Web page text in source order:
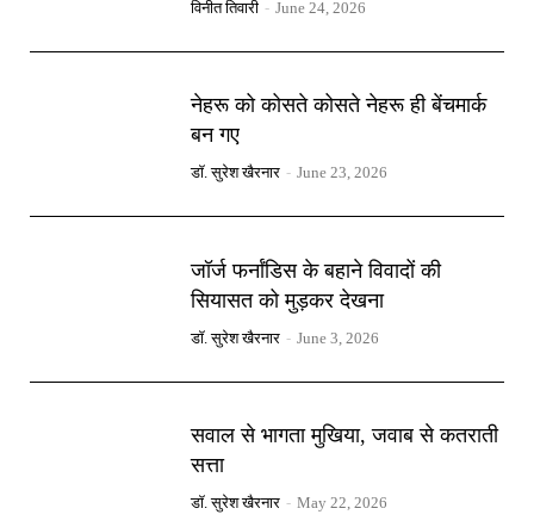
विनीत तिवारी - June 24, 2026
नेहरू को कोसते कोसते नेहरू ही बेंचमार्क
बन गए
डॉ. सुरेश खैरनार - June 23, 2026
जॉर्ज फर्नांडिस के बहाने विवादों की
सियासत को मुड़कर देखना
डॉ. सुरेश खैरनार - June 3, 2026
सवाल से भागता मुखिया, जवाब से कतराती
सत्ता
डॉ. सुरेश खैरनार - May 22, 2026